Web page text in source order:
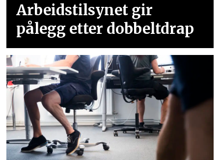
Arbeidstilsynet gir
pålegg etter dobbeltdrap